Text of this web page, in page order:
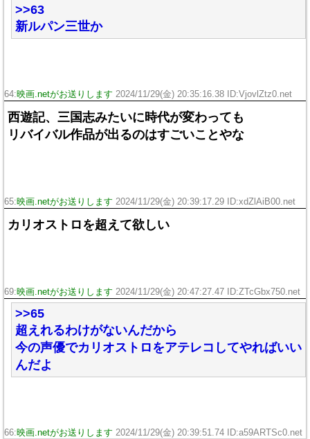
>>63
新ルパン三世か
64:映画.netがお送りします 2024/11/29(金) 20:35:16.38 ID:VjovlZtz0.net
西遊記、三国志みたいに時代が変わっても
リバイバル作品が出るのはすごいことやな
65:映画.netがお送りします 2024/11/29(金) 20:39:17.29 ID:xdZlAiB00.net
カリオストロを超えて欲しい
69:映画.netがお送りします 2024/11/29(金) 20:47:27.47 ID:ZTcGbx750.net
>>65
超えれるわけがないんだから
今の声優でカリオストロをアテレコしてやればいい
んだよ
66:映画.netがお送りします 2024/11/29(金) 20:39:51.74 ID:a59ARTSc0.net